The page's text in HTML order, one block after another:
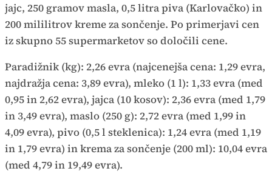
jajc, 250 gramov masla, 0,5 litra piva (Karlovačko) in
200 mililitrov kreme za sončenje. Po primerjavi cen
iz skupno 55 supermarketov so določili cene.
Paradižnik (kg): 2,26 evra (najcenejša cena: 1,29 evra,
najdražja cena: 3,89 evra), mleko (1 l): 1,33 evra (med
0,95 in 2,62 evra), jajca (10 kosov): 2,36 evra (med 1,79
in 3,49 evra), maslo (250 g): 2,72 evra (med 1,99 in
4,09 evra), pivo (0,5 l steklenica): 1,24 evra (med 1,19
in 1,79 evra) in krema za sončenje (200 ml): 10,04 evra
(med 4,79 in 19,49 evra).